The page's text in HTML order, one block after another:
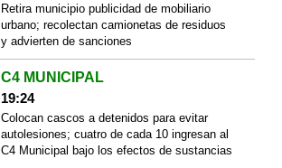
Retira municipio publicidad de mobiliario
urbano; recolectan camionetas de residuos
y advierten de sanciones
C4 MUNICIPAL
19:24
Colocan cascos a detenidos para evitar
autolesiones; cuatro de cada 10 ingresan al
C4 Municipal bajo los efectos de sustancias